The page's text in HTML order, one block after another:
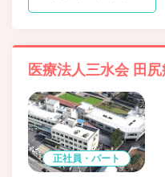
医療法人三水会 田
正社員・パート